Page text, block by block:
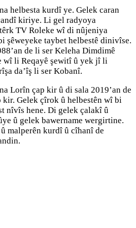
helbesta kurdî ye. Gelek caran
kiriye. Li gel radyoya
TV Roleke wî di nûjeniya
şêweyeke taybet helbestê dinivîse.
de li ser Keleha Dimdimê
wî li Reqayê şewitî û yek jî li
da’îş li ser Kobanî.
Lorîn çap kir û di sala 2019’an de
kir. Gelek çîrok û helbestên wî bi
nîvîs hene. Di gelek çalakî û
û gelek bawername wergirtine.
malperên kurdî û cîhanî de